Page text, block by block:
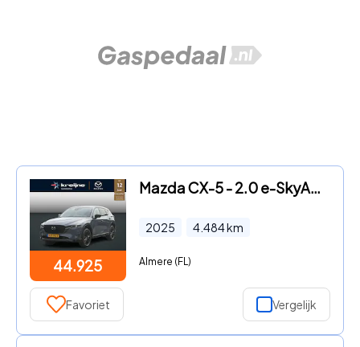
44.925
Mazda CX-5 - 2.0 e-SkyActiv-G M Hybrid 165 Homura | Bose | 360* Camera |
2025 4.484km
Almere (FL)
Favoriet Vergelijk